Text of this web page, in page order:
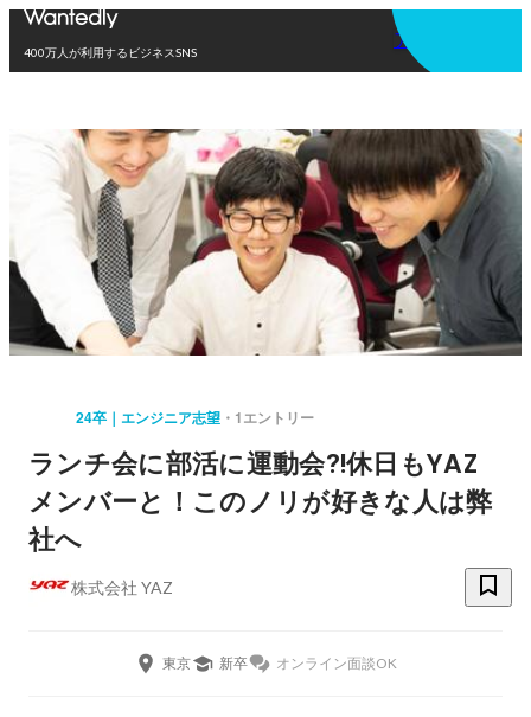
400万人が利用するビジネスSNS
アプリを使う
24卒｜エンジニア志望 1エントリー
ランチ会に部活に運動会⁈休日もYAZ
メンバーと！このノリが好きな人は弊
社へ
株式会社 YAZ
東京 新卒 オンライン面談OK